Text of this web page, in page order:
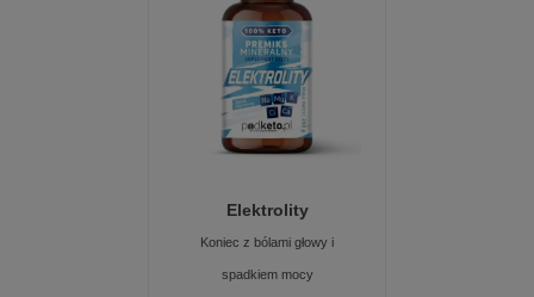
Elektrolity
Koniec z bólami głowy i
spadkiem mocy